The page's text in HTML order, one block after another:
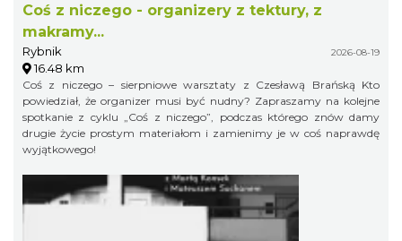
Coś z niczego - organizery z tektury, z
makramy...
Rybnik 2026-08-19
16.48 km
Coś z niczego – sierpniowe warsztaty z Czesławą Brańską Kto
powiedział, że organizer musi być nudny? Zapraszamy na kolejne
spotkanie z cyklu „Coś z niczego”, podczas którego znów damy
drugie życie prostym materiałom i zamienimy je w coś naprawdę
wyjątkowego!